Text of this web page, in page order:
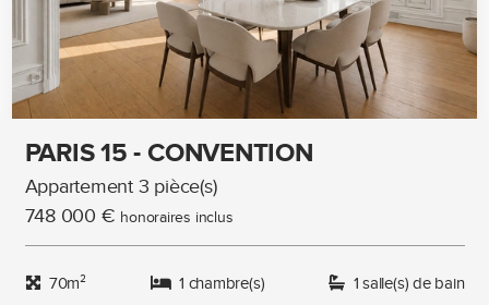
PARIS 15 - CONVENTION
Appartement 3 pièce(s)
748 000 € honoraires inclus
70m² 1 chambre(s) 1 salle(s) de bain